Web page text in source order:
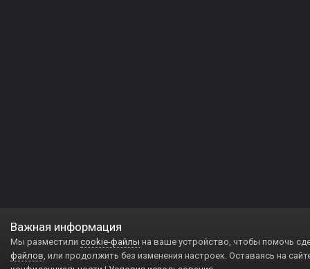
Важная информация
Мы разместили cookie-файлы на ваше устройство, чтобы помочь
файлов, или продолжить без изменения настроек. Оставаясь на